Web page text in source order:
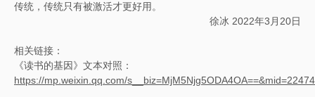
传统，传统只有被激活才更好用。
徐冰 2022年3月20日
相关链接：
《读书的基因》文本对照：
https://mp.weixin.qq.com/